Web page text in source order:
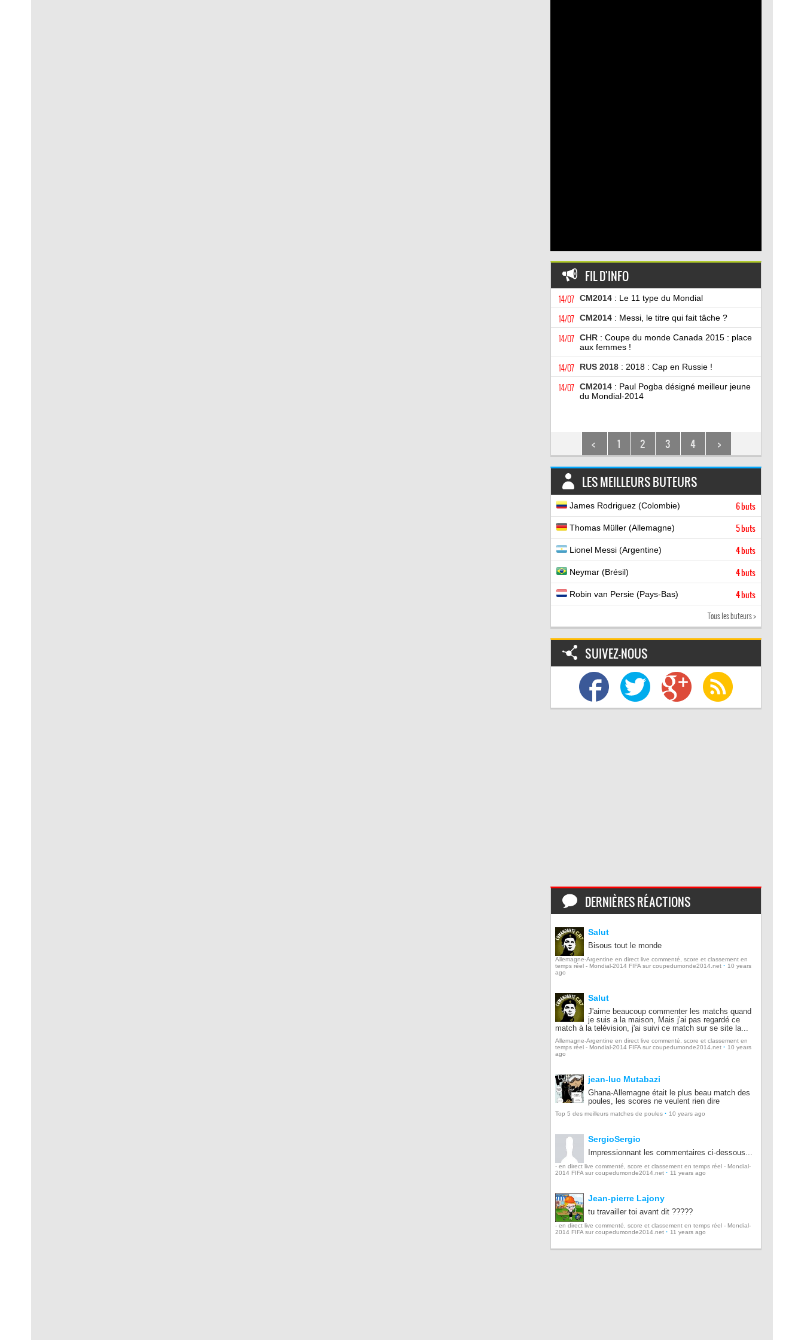
FIL D'INFO
14/07 CM2014: Le 11 type du Mondial
14/07 CM2014: Messi, le titre qui fait tâche ?
14/07 CHR: Coupe du monde Canada 2015 : place
aux femmes !
14/07 RUS 2018: 2018 : Cap en Russie !
14/07 CM2014: Paul Pogba désigné meilleur jeune
du Mondial-2014
< 1 2 3 4 >
LES MEILLEURS BUTEURS
James Rodriguez (Colombie) 6 buts
Thomas Müller (Allemagne) 5 buts
Lionel Messi (Argentine) 4 buts
Neymar (Brésil) 4 buts
Robin van Persie (Pays-Bas) 4 buts
Tous les buteurs >
SUIVEZ-NOUS
DERNIÈRES RÉACTIONS
Salut
Bisous tout le monde
Allemagne-Argentine en direct live commenté, score et classement en
temps réel - Mondial-2014 FIFA sur coupedumonde2014.net · 10 years
ago
Salut
J'aime beaucoup commenter les matchs quand
je suis a la maison, Mais j'ai pas regardé ce
match à la telévision, j'ai suivi ce match sur se site la...
Allemagne-Argentine en direct live commenté, score et classement en
temps réel - Mondial-2014 FIFA sur coupedumonde2014.net · 10 years
ago
jean-luc Mutabazi
Ghana-Allemagne était le plus beau match des
poules, les scores ne veulent rien dire
Top 5 des meilleurs matches de poules · 10 years ago
SergioSergio
Impressionnant les commentaires ci-dessous...
- en direct live commenté, score et classement en temps réel - Mondial-
2014 FIFA sur coupedumonde2014.net · 11 years ago
Jean-pierre Lajony
tu travailler toi avant dit ?????
- en direct live commenté, score et classement en temps réel - Mondial-
2014 FIFA sur coupedumonde2014.net · 11 years ago